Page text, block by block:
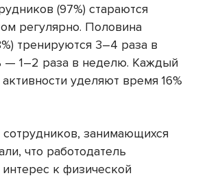
(97%) стараются
регулярно. Половина
тренируются 3–4 раза в
— 1–2 раза в неделю. Каждый
уделяют время 16%
сотрудников, занимающихся
что работодатель
к физической